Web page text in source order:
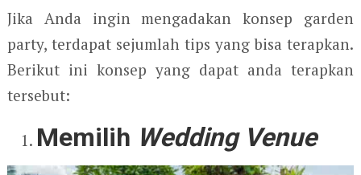
Jika Anda ingin mengadakan konsep garden
party, terdapat sejumlah tips yang bisa terapkan.
Berikut ini konsep yang dapat anda terapkan
tersebut:
Memilih Wedding Venue